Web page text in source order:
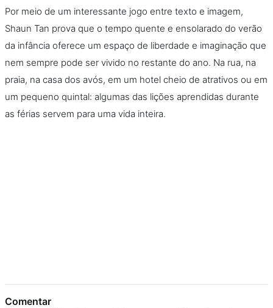
Por meio de um interessante jogo entre texto e imagem,
Shaun Tan prova que o tempo quente e ensolarado do verão
da infância oferece um espaço de liberdade e imaginação que
nem sempre pode ser vivido no restante do ano. Na rua, na
praia, na casa dos avós, em um hotel cheio de atrativos ou em
um pequeno quintal: algumas das lições aprendidas durante
as férias servem para uma vida inteira.
Comentar